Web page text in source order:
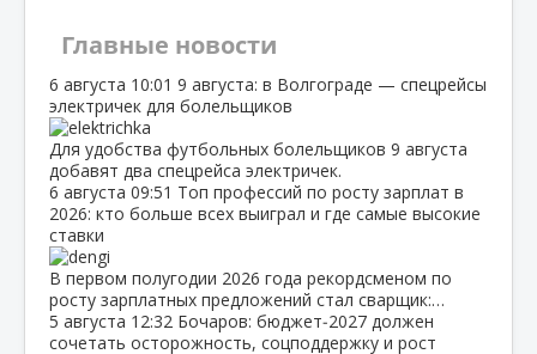
Главные новости
6 августа 10:01 9 августа: в Волгограде — спецрейсы
электричек для болельщиков
Для удобства футбольных болельщиков 9 августа
добавят два спецрейса электричек.
6 августа 09:51 Топ профессий по росту зарплат в
2026: кто больше всех выиграл и где самые высокие
ставки
В первом полугодии 2026 года рекордсменом по
росту зарплатных предложений стал сварщик:…
5 августа 12:32 Бочаров: бюджет‑2027 должен
сочетать осторожность, соцподдержку и рост